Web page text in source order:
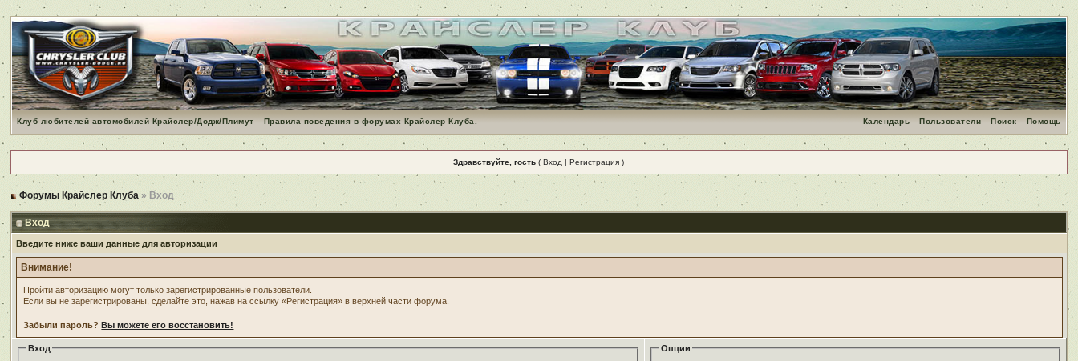
Клуб любителей автомобилей Крайслер/Додж/Плимут Правила поведения в форумах Крайслер Клуба. Помощь
Поиск
Пользователи
Календарь
Здравствуйте, гость (Вход |Регистрация )
Форумы Крайслер Клуба » Вход
Вход
Введите ниже ваши данные для авторизации
Внимание!
Пройти авторизацию могут только зарегистрированные пользователи.
Если вы не зарегистрированы, сделайте это, нажав на ссылку «Регистрация» в верхней части форума.
Забыли пароль?Вы можете его восстановить!
Вход
Опции